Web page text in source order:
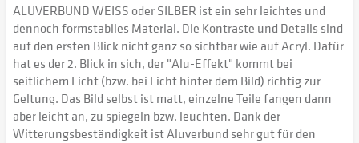
ALUVERBUND WEISS oder SILBER ist ein sehr leichtes und
dennoch formstabiles Material. Die Kontraste und Details sind
auf den ersten Blick nicht ganz so sichtbar wie auf Acryl. Dafür
hat es der 2. Blick in sich, der "Alu-Effekt" kommt bei
seitlichem Licht (bzw. bei Licht hinter dem Bild) richtig zur
Geltung. Das Bild selbst ist matt, einzelne Teile fangen dann
aber leicht an, zu spiegeln bzw. leuchten. Dank der
Witterungsbeständigkeit ist Aluverbund sehr gut für den